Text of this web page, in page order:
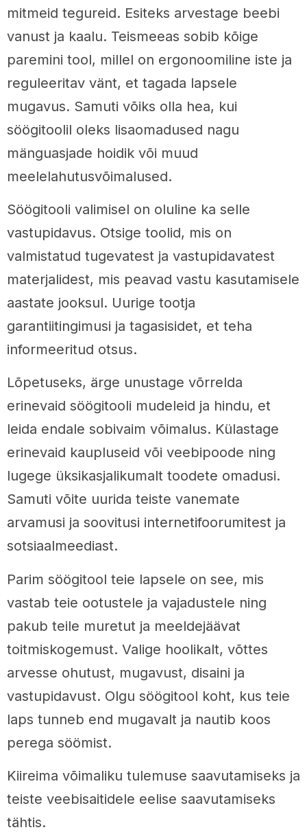
mitmeid tegureid. Esiteks arvestage beebi
vanust ja kaalu. Teismeeas sobib kõige
paremini tool, millel on ergonoomiline iste ja
reguleeritav vänt, et tagada lapsele
mugavus. Samuti võiks olla hea, kui
söögitoolil oleks lisaomadused nagu
mänguasjade hoidik või muud
meelelahutusvõimalused.
Söögitooli valimisel on oluline ka selle
vastupidavus. Otsige toolid, mis on
valmistatud tugevatest ja vastupidavatest
materjalidest, mis peavad vastu kasutamisele
aastate jooksul. Uurige tootja
garantiitingimusi ja tagasisidet, et teha
informeeritud otsus.
Lõpetuseks, ärge unustage võrrelda
erinevaid söögitooli mudeleid ja hindu, et
leida endale sobivaim võimalus. Külastage
erinevaid kaupluseid või veebipoode ning
lugege üksikasjalikumalt toodete omadusi.
Samuti võite uurida teiste vanemate
arvamusi ja soovitusi internetifoorumitest ja
sotsiaalmeediast.
Parim söögitool teie lapsele on see, mis
vastab teie ootustele ja vajadustele ning
pakub teile muretut ja meeldejäävat
toitmiskogemust. Valige hoolikalt, võttes
arvesse ohutust, mugavust, disaini ja
vastupidavust. Olgu söögitool koht, kus teie
laps tunneb end mugavalt ja nautib koos
perega söömist.
Kiireima võimaliku tulemuse saavutamiseks ja
teiste veebisaitidele eelise saavutamiseks
tähtis.